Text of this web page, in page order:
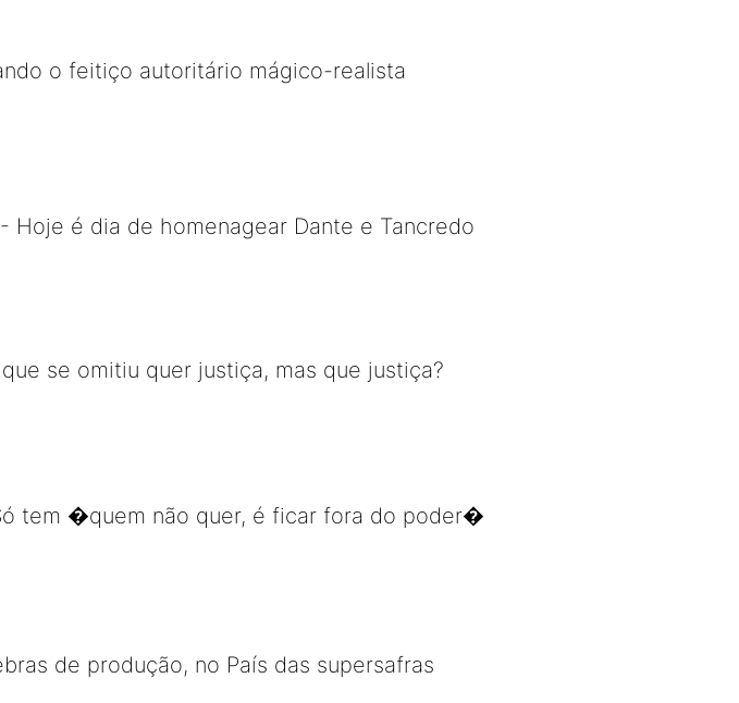
o feitiço autoritário mágico-realista
é dia de homenagear Dante e Tancredo
se omitiu quer justiça, mas que justiça?
tem �quem não quer, é ficar fora do poder�
de produção, no País das supersafras